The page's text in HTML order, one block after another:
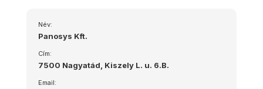
Név:
Panosys Kft.
Cím:
7500 Nagyatád, Kiszely L. u. 6.B.
Email: